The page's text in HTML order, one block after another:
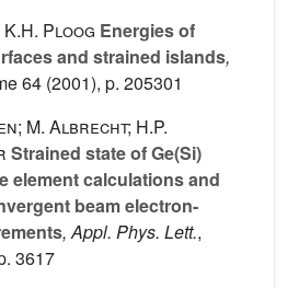
Ploog Energies of
and strained islands,
64 (2001), p. 205301
M. Albrecht; H.P.
Strained state of Ge(Si)
element calculations and
beam electron-
, Appl. Phys. Lett.,
3617